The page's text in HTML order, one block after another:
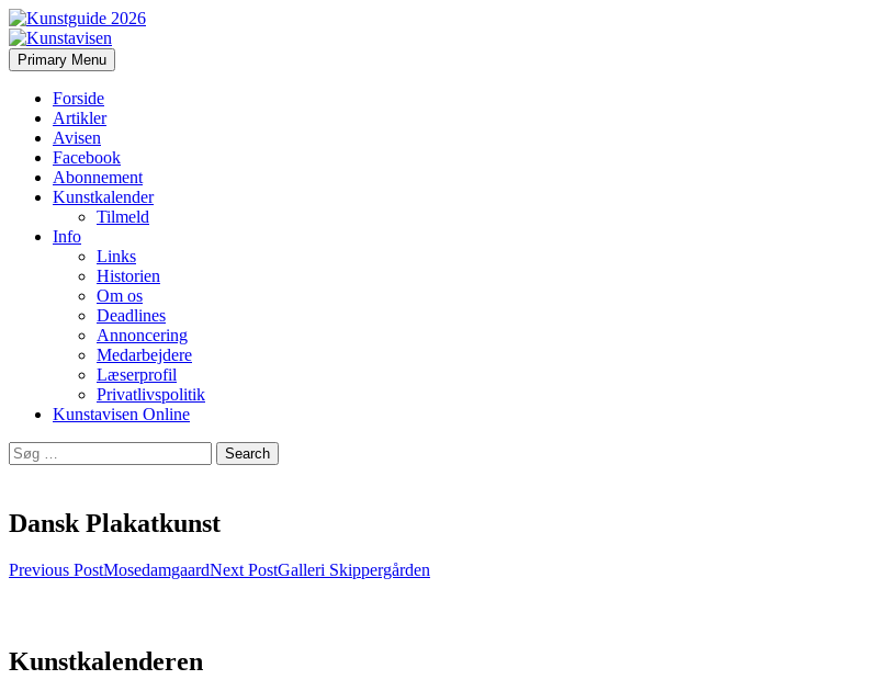
Kunstavisen
Search
Primary Menu Skip
to
Forside
Artikler
Avisen
Facebook
Abonnement
Kunstkalender
Tilmeld
Info
Links
Historien
Om os
Deadlines
Annoncering
Medarbejdere
Læserprofil
Privatlivspolitik
Kunstavisen Online
Search
for:
Dansk Plakatkunst
Post
Previous PostMosedamgaardNext PostGalleri Skippergården
Kunstkalenderen